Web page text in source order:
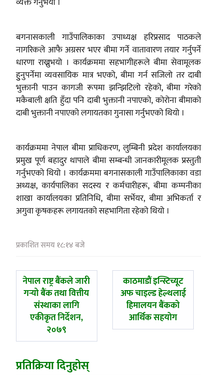
बगनासकाली गाउँपालिकाका उपाध्यक्ष हरिप्रसाद पाठकले
नागरिकले आफै अग्रसर भएर बीमा गर्ने वातावारण तयार गर्नुपर्ने
धारणा राख्नुभयो । कार्यक्रममा सहभागीहरूले बीमा सेवामूलक
हुुनुपर्नेमा व्यवसायिक मात्र भएको, बीमा गर्न सजिलो तर दाबी
भुक्तानी पाउन कागजी रूपमा झन्झिटिलो रहेको, बीमा गरेको
मकैबाली क्षति हुँदा पनि दाबी भुक्तानी नपाएको, कोरोना बीमाको
दाबी भुक्तानी नपाएको लगायतका गुनासा गर्नुभएको थियो ।
कार्यक्रममा नेपाल बीमा प्राधिकरण, लुम्बिनी प्रदेश कार्यालयका
प्रमुख पूर्ण बहादुर थापाले बीमा सम्बन्धी जानकारीमूलक प्रस्तुती
गर्नुभएको थियो । कार्यक्रममा बगनासकाली गाउँपालिकाका वडा
अध्यक्ष, कार्यपालिका सदस्य र कर्मचारीहरू, बीमा कम्पनीका
शाखा कार्यालयका प्रतिनिधि, बीमा सर्भेयर, बीमा अभिकर्ता र
अगुवा कृषकहरू लगायतको सहभागिता रहेको थियो ।
प्रकाशित समय १८:१४ बजे
पछिल्लाे
-
नेपाल राष्ट्र बैंकले जारी
गर्‍यो बैंक तथा वित्तीय
संस्थाका लागि
एकीकृत निर्देशन,
२०७९
अघिल्लाे
-
काठमाडौं इन्स्टिच्यूट
अफ चाइल्ड हेल्थलाई
हिमालयन बैंकको
आर्थिक सहयोग
प्रतिक्रिया दिनुहोस्